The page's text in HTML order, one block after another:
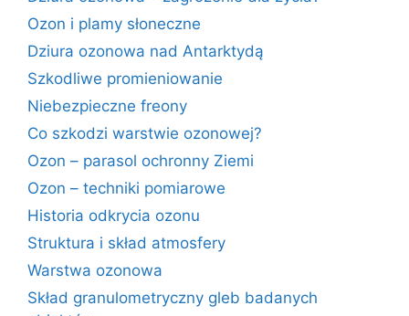
Ozon i plamy słoneczne
Dziura ozonowa nad Antarktydą
Szkodliwe promieniowanie
Niebezpieczne freony
Co szkodzi warstwie ozonowej?
Ozon – parasol ochronny Ziemi
Ozon – techniki pomiarowe
Historia odkrycia ozonu
Struktura i skład atmosfery
Warstwa ozonowa
Skład granulometryczny gleb badanych